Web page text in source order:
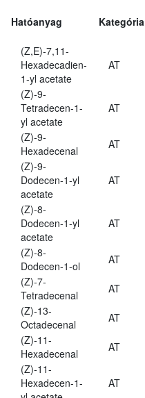
Hatóanyag Kategória
(Z,E)-7,11-
Hexadecadien-
1-yl acetate
AT
(Z)-9-
Tetradecen-1-
yl acetate
AT
(Z)-9-
Hexadecenal
AT
(Z)-9-
Dodecen-1-yl
acetate
AT
(Z)-8-
Dodecen-1-yl
acetate
AT
(Z)-8-
Dodecen-1-ol
AT
(Z)-7-
Tetradecenal
AT
(Z)-13-
Octadecenal
AT
(Z)-11-
Hexadecenal
AT
(Z)-11-
Hexadecen-1-
AT